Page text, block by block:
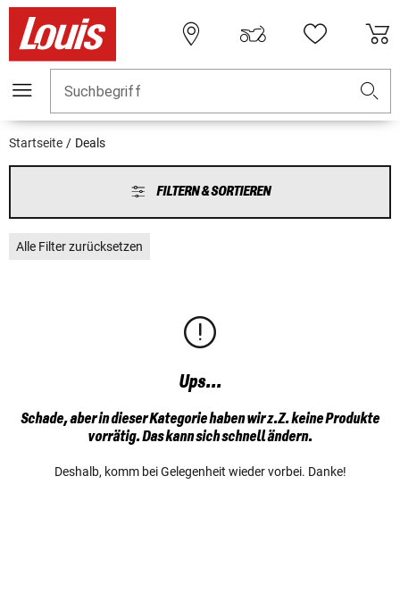
Suchbegriff
Startseite Deals
FILTERN & SORTIEREN
Alle Filter zurücksetzen
Ups...
Schade, aber in dieser Kategorie haben wir z.Z. keine Produkte
vorrätig. Das kann sich schnell ändern.
Deshalb, komm bei Gelegenheit wieder vorbei. Danke!